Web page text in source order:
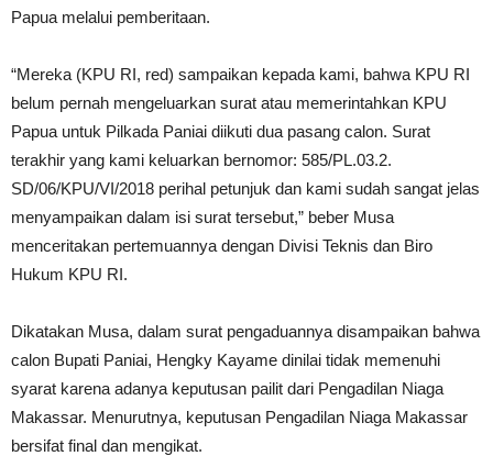
Papua melalui pemberitaan.
“Mereka (KPU RI, red) sampaikan kepada kami, bahwa KPU RI
belum pernah mengeluarkan surat atau memerintahkan KPU
Papua untuk Pilkada Paniai diikuti dua pasang calon. Surat
terakhir yang kami keluarkan bernomor: 585/PL.03.2.
SD/06/KPU/VI/2018 perihal petunjuk dan kami sudah sangat jelas
menyampaikan dalam isi surat tersebut,” beber Musa
menceritakan pertemuannya dengan Divisi Teknis dan Biro
Hukum KPU RI.
Dikatakan Musa, dalam surat pengaduannya disampaikan bahwa
calon Bupati Paniai, Hengky Kayame dinilai tidak memenuhi
syarat karena adanya keputusan pailit dari Pengadilan Niaga
Makassar. Menurutnya, keputusan Pengadilan Niaga Makassar
bersifat final dan mengikat.